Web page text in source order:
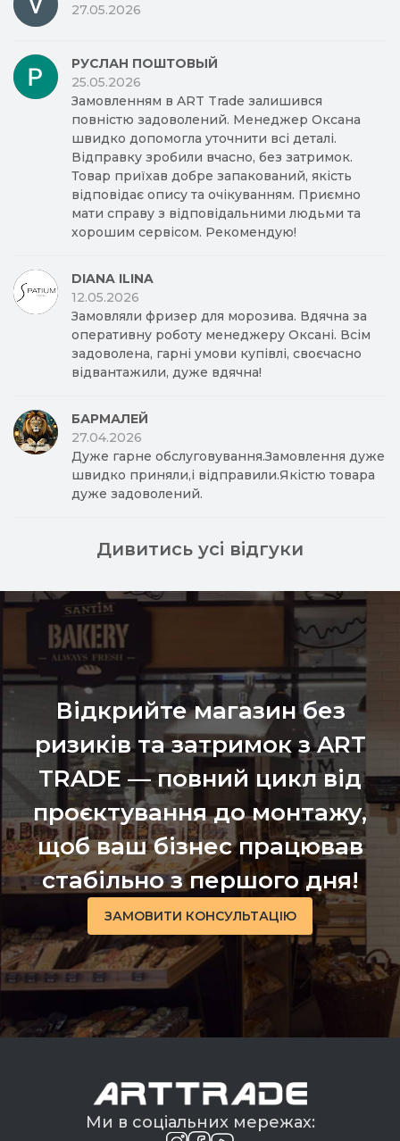
27.05.2026
РУСЛАН ПОШТОВЫЙ
25.05.2026
Замовленням в ART Trade залишився
повністю задоволений. Менеджер Оксана
швидко допомогла уточнити всі деталі.
Відправку зробили вчасно, без затримок.
Товар приїхав добре запакований, якість
відповідає опису та очікуванням. Приємно
мати справу з відповідальними людьми та
хорошим сервісом. Рекомендую!
DIANA ILINA
12.05.2026
Замовляли фризер для морозива. Вдячна за
оперативну роботу менеджеру Оксані. Всім
задоволена, гарні умови купівлі, своєчасно
відвантажили, дуже вдячна!
БАРМАЛЕЙ
27.04.2026
Дуже гарне обслуговування.Замовлення дуже
швидко приняли,і відправили.Якістю товара
дуже задоволений.
Дивитись усі відгуки
Відкрийте магазин без
ризиків та затримок з ART
TRADE — повний цикл від
проєктування до монтажу,
щоб ваш бізнес працював
стабільно з першого дня!
ЗАМОВИТИ КОНСУЛЬТАЦІЮ
Ми в соціальних мережах: